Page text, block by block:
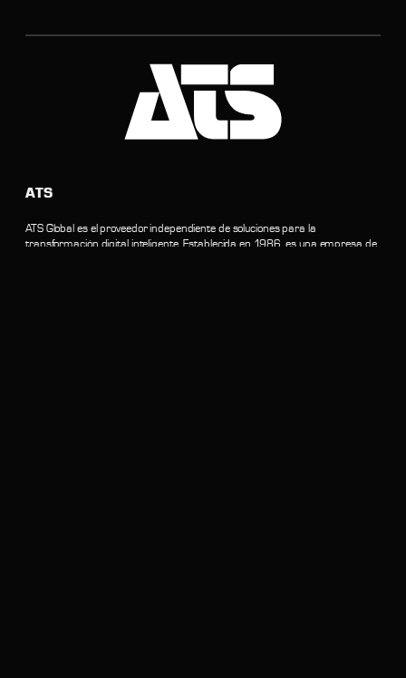
ATS
ATS Global es el proveedor independiente de soluciones para la
transformación digital inteligente. Establecida en 1986, es una empresa de